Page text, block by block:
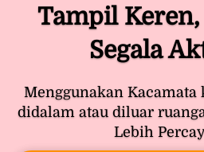
Tampil
Segala
Menggunakan
didalam atau diluar
Lebih